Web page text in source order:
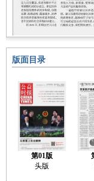
版面目录
第01版
头版